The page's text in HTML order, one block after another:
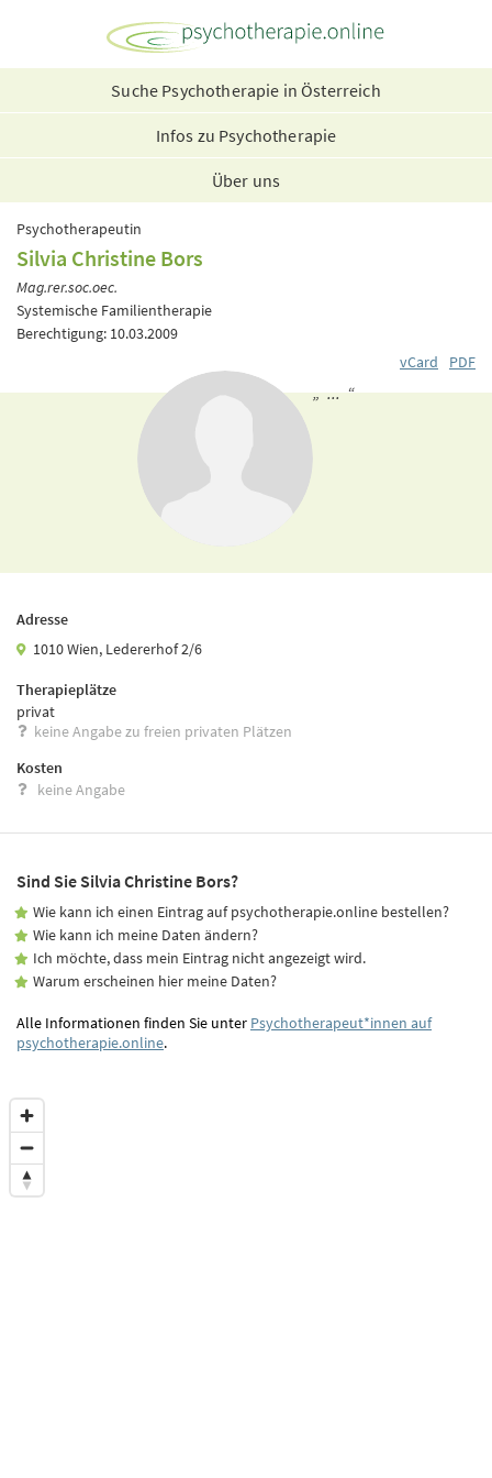
Suche Psychotherapie in Österreich
Infos zu Psychotherapie
Über uns
Psychotherapeutin
Silvia Christine Bors
Mag.rer.soc.oec.
Systemische Familientherapie
Berechtigung: 10.03.2009
vCard
PDF
„ ... “
Adresse
1010 Wien, Ledererhof 2/6
Therapieplätze
privat
keine Angabe zu freien privaten Plätzen
Kosten
keine Angabe
Sind Sie Silvia Christine Bors?
Wie kann ich einen Eintrag auf psychotherapie.online bestellen?
Wie kann ich meine Daten ändern?
Ich möchte, dass mein Eintrag nicht angezeigt wird.
Warum erscheinen hier meine Daten?
Alle Informationen finden Sie unter Psychotherapeut*innen auf
psychotherapie.online.